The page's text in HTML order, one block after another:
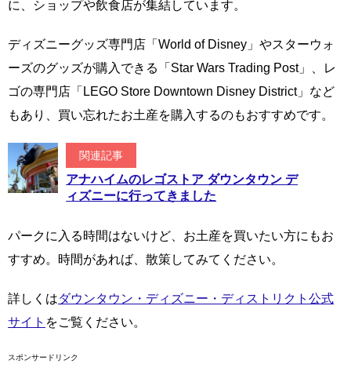
に、ショップや飲食店が集結しています。
ディズニーグッズ専門店「World of Disney」やスターウォ
ーズのグッズが購入できる「Star Wars Trading Post」、レ
ゴの専門店「LEGO Store Downtown Disney District」など
もあり、買い忘れたお土産を購入するのもおすすめです。
関連記事
アナハイムのレゴストア ダウンタウン デ
ィズニーに行ってきました
パークに入る時間はないけど、お土産を買いたい方にもお
すすめ。時間があれば、散策してみてください。
詳しくはダウンタウン・ディズニー・ディストリクト公式
サイト をご覧ください。
スポンサードリンク